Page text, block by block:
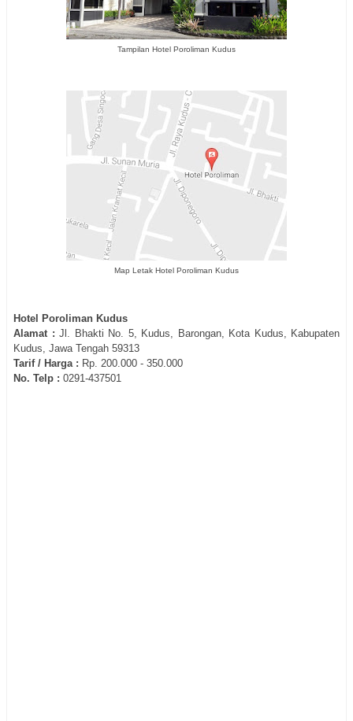
Tampilan Hotel Poroliman Kudus
Map Letak Hotel Poroliman Kudus
Hotel Poroliman Kudus
Alamat : Jl. Bhakti No. 5, Kudus, Barongan, Kota Kudus, Kabupaten
Kudus, Jawa Tengah 59313
Tarif / Harga : Rp. 200.000 - 350.000
No. Telp : 0291-437501